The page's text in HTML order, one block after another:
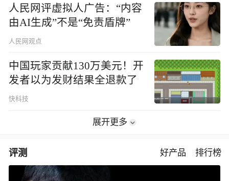
人民网评虚拟人广告：“内容
由AI生成”不是“免责盾牌”
人民网观点
中国玩家贡献130万美元！开
发者以为发财结果全退款了
快科技
展开更多
评测 好产品 排行榜